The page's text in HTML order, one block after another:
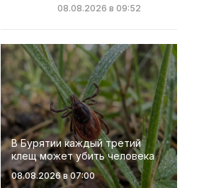
08.08.2026 в 09:52
В Бурятии каждый третий
клещ может убить человека
08.08.2026 в 07:00